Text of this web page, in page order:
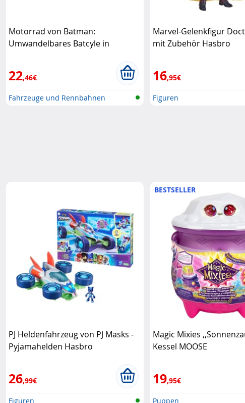
Motorrad von Batman:
Umwandelbares Batcyle in
22,46€
Fahrzeuge und Rennbahnen
Marvel-Gelenkfigur
mit Zubehör Hasbro
16,95€
Figuren
PJ Heldenfahrzeug von PJ Masks -
Pyjamahelden Hasbro
26,99€
Figuren
BESTSELLER
Magic Mixies
Kessel MOOSE
19,95€
Puppen